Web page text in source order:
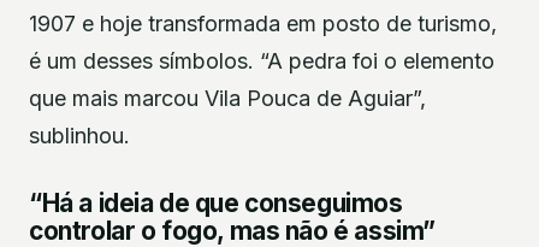
1907 e hoje transformada em posto de turismo,
é um desses símbolos. “A pedra foi o elemento
que mais marcou Vila Pouca de Aguiar”,
sublinhou.
“Há a ideia de que conseguimos
controlar o fogo, mas não é assim”